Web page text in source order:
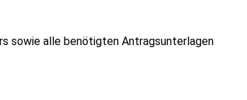
sowie alle benötigten Antragsunterlagen